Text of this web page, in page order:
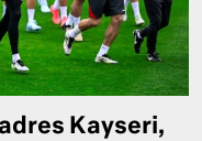
Kayseri,